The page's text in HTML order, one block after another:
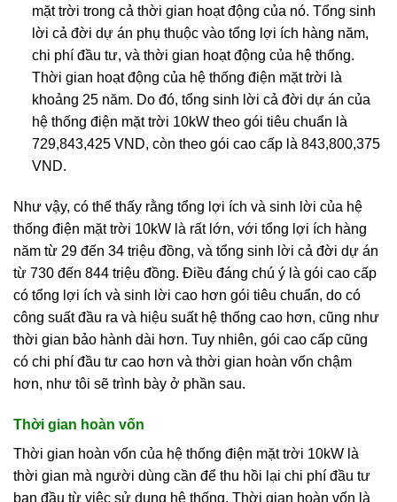
mặt trời trong cả thời gian hoạt động của nó. Tổng sinh
lời cả đời dự án phụ thuộc vào tổng lợi ích hàng năm,
chi phí đầu tư, và thời gian hoạt động của hệ thống.
Thời gian hoạt động của hệ thống điện mặt trời là
khoảng 25 năm. Do đó, tổng sinh lời cả đời dự án của
hệ thống điện mặt trời 10kW theo gói tiêu chuẩn là
729,843,425 VND, còn theo gói cao cấp là 843,800,375
VND.
Như vậy, có thể thấy rằng tổng lợi ích và sinh lời của hệ
thống điện mặt trời 10kW là rất lớn, với tổng lợi ích hàng
năm từ 29 đến 34 triệu đồng, và tổng sinh lời cả đời dự án
từ 730 đến 844 triệu đồng. Điều đáng chú ý là gói cao cấp
có tổng lợi ích và sinh lời cao hơn gói tiêu chuẩn, do có
công suất đầu ra và hiệu suất hệ thống cao hơn, cũng như
thời gian bảo hành dài hơn. Tuy nhiên, gói cao cấp cũng
có chi phí đầu tư cao hơn và thời gian hoàn vốn chậm
hơn, như tôi sẽ trình bày ở phần sau.
Thời gian hoàn vốn
Thời gian hoàn vốn của hệ thống điện mặt trời 10kW là
thời gian mà người dùng cần để thu hồi lại chi phí đầu tư
ban đầu từ việc sử dụng hệ thống. Thời gian hoàn vốn là